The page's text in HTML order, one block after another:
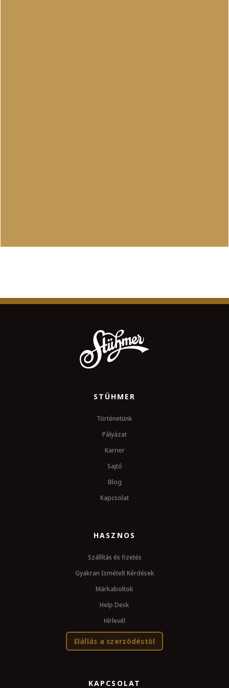
STÜHMER
Történetünk
Pályázat
Karrier
Sajtó
Blog
Kapcsolat
HASZNOS
Szállítás és fizetés
Gyakran Ismételt Kérdések
Márkaboltok
Help Desk
Hírlevél
Elállás a szerződéstől
KAPCSOLAT